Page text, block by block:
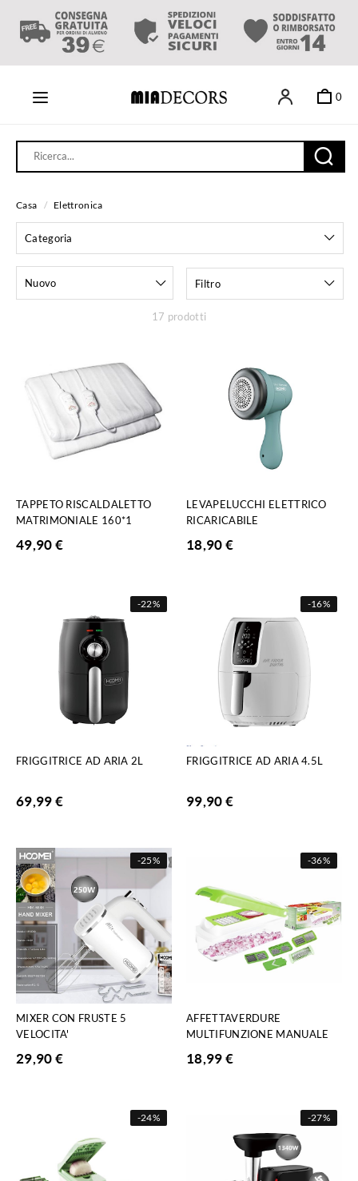
0
Casa / Elettronica
Categoria
Nuovo Filtro
17 prodotti
TAPPETO RISCALDALETTO
MATRIMONIALE 160*1
49,90€
LEVAPELUCCHI ELETTRICO
RICARICABILE
18,90€
-22%
FRIGGITRICE AD ARIA 2L
69,99€
-16%
FRIGGITRICE AD ARIA 4.5L
99,90€
-25%
MIXER CON FRUSTE 5
VELOCITA'
29,90€
-36%
AFFETTAVERDURE
MULTIFUNZIONE MANUALE
18,99€
-24% -27%